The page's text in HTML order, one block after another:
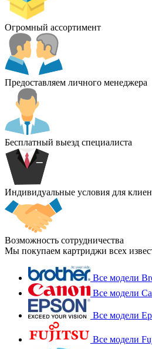
Огромный ассортимент
Предоставляем личного менеджера
Бесплатный выезд специалиста
Индивидуальные условия для
Возможность сотрудничества
Мы покупаем картриджи всех
Все модели
Все модели
Все модели
Все модели